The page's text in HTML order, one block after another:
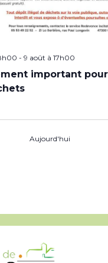
- 9 août à 17h00
important
Aujourd'hui